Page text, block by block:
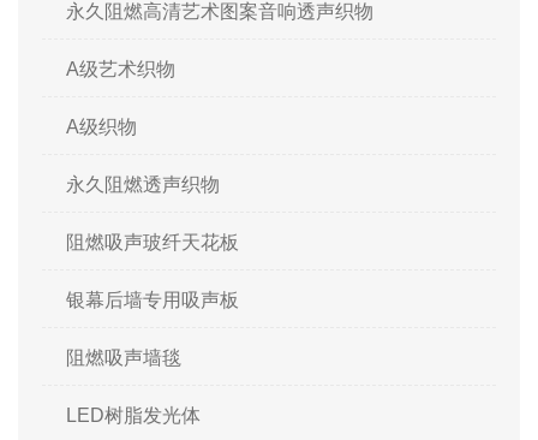
永久阻燃高清艺术图案音响透声织物
A级艺术织物
A级织物
永久阻燃透声织物
阻燃吸声玻纤天花板
银幕后墙专用吸声板
阻燃吸声墙毯
LED树脂发光体